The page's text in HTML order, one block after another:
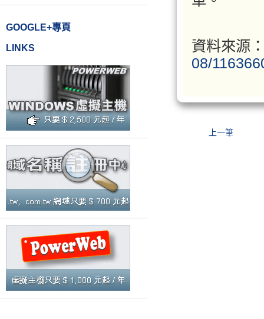
GOOGLE+專頁
LINKS
資料來源
08/
上一筆